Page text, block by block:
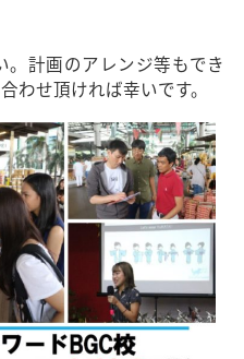
計画のアレンジ等もでき
わせ頂ければ幸いです。